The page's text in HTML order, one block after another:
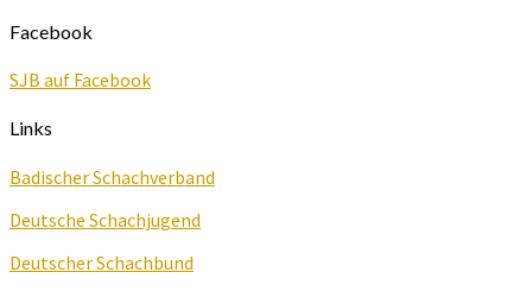
Facebook
SJB auf Facebook
Links
Badischer Schachverband
Deutsche Schachjugend
Deutscher Schachbund